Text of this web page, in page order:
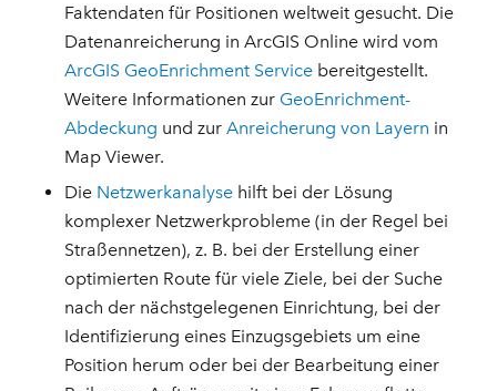
Faktendaten für Positionen weltweit gesucht. Die
Datenanreicherung in ArcGIS Online wird vom
ArcGIS GeoEnrichment Service bereitgestellt.
Weitere Informationen zur GeoEnrichment-
Abdeckung und zurAnreicherung von Layern in
Map Viewer.
Die Netzwerkanalyse hilft bei der Lösung
komplexer Netzwerkprobleme (in der Regel bei
Straßennetzen), z. B. bei der Erstellung einer
optimierten Route für viele Ziele, bei der Suche
nach der nächstgelegenen Einrichtung, bei der
Identifizierung eines Einzugsgebiets um eine
Position herum oder bei der Bearbeitung einer